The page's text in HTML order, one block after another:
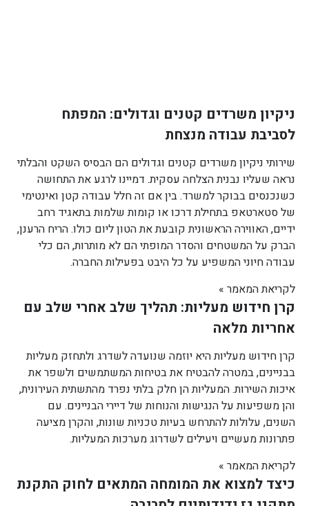
ניקיון משרדים קטנים וגדולים: המפתח
לסביבת עבודה מנצחת
שירותי ניקיון משרדים קטנים וגדולים הם הבסיס השקט והבלתי
נראה שעליו נבנית הצלחה עסקית. דמיינו לרגע את התחושה
כשנכנסים בבוקר למשרד. בין אם זה חלל עבודה קטן ואינטימי
של סטארטאפ בתחילת דרכו או קומות שלמות בתאגיד רחב
ידיים, האווירה הראשונית קובעת את הטון ליום כולו. הריח הרענן,
הברק על המשטחים והסדר המופתי הם לא מותרות, הם כלי
עבודה חיוני המשפיע על כל היבט בפעילות החברה.
לקריאת המאמר »
קרן חידוש מעליות: תהליך שלב אחרי שלב עם
אחריות מלאה
קרן חידוש מעליות היא יוזמה שנועדה לשדרג ולתחזק מעליות
בבניינים, במטרה להבטיח את בטיחות המשתמשים ולשפר את
איכות השירות. המעליות הן חלק בלתי נפרד מהתשתית העירונית,
והן משפיעות על הנגישות והנוחות של דיירי הבניינים. עם
השנים, עלולות להתרחש בעיות טכניות שונות, והקרן מציעה
פתרונות מעשיים ויעילים לשדרוג מערכות המעליות.
לקריאת המאמר »
כיצד למצוא את המומחה המתאים לחוק התקנת